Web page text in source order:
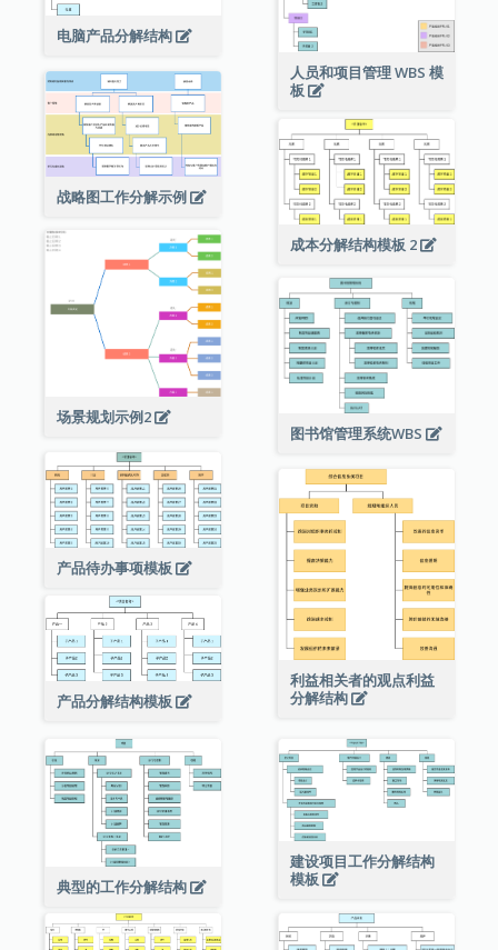
电脑产品分解结构
人员和项目管理 WBS 模
板
战略图工作分解示例
成本分解结构模板 2
场景规划示例2
图书馆管理系统WBS
产品待办事项模板
利益相关者的观点利益
分解结构
产品分解结构模板
典型的工作分解结构
建设项目工作分解结构
模板